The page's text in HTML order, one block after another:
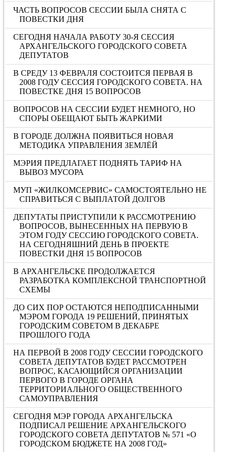
ЧАСТЬ ВОПРОСОВ СЕССИИ БЫЛА СНЯТА С
ПОВЕСТКИ ДНЯ
СЕГОДНЯ НАЧАЛА РАБОТУ 30-Я СЕССИЯ
АРХАНГЕЛЬСКОГО ГОРОДСКОГО СОВЕТА
ДЕПУТАТОВ
В СРЕДУ 13 ФЕВРАЛЯ СОСТОИТСЯ ПЕРВАЯ В
2008 ГОДУ СЕССИЯ ГОРОДСКОГО СОВЕТА. НА
ПОВЕСТКЕ ДНЯ 15 ВОПРОСОВ
ВОПРОСОВ НА СЕССИИ БУДЕТ НЕМНОГО, НО
СПОРЫ ОБЕЩАЮТ БЫТЬ ЖАРКИМИ
В ГОРОДЕ ДОЛЖНА ПОЯВИТЬСЯ НОВАЯ
МЕТОДИКА УПРАВЛЕНИЯ ЗЕМЛЁЙ
МЭРИЯ ПРЕДЛАГАЕТ ПОДНЯТЬ ТАРИФ НА
ВЫВОЗ МУСОРА
МУП «ЖИЛКОМСЕРВИС» САМОСТОЯТЕЛЬНО НЕ
СПРАВИТЬСЯ С ВЫПЛАТОЙ ДОЛГОВ
ДЕПУТАТЫ ПРИСТУПИЛИ К РАССМОТРЕНИЮ
ВОПРОСОВ, ВЫНЕСЕННЫХ НА ПЕРВУЮ В
ЭТОМ ГОДУ СЕССИЮ ГОРОДСКОГО СОВЕТА.
НА СЕГОДНЯШНИЙ ДЕНЬ В ПРОЕКТЕ
ПОВЕСТКИ ДНЯ 15 ВОПРОСОВ
В АРХАНГЕЛЬСКЕ ПРОДОЛЖАЕТСЯ
РАЗРАБОТКА КОМПЛЕКСНОЙ ТРАНСПОРТНОЙ
СХЕМЫ
ДО СИХ ПОР ОСТАЮТСЯ НЕПОДПИСАННЫМИ
МЭРОМ ГОРОДА 19 РЕШЕНИЙ, ПРИНЯТЫХ
ГОРОДСКИМ СОВЕТОМ В ДЕКАБРЕ
ПРОШЛОГО ГОДА
НА ПЕРВОЙ В 2008 ГОДУ СЕССИИ ГОРОДСКОГО
СОВЕТА ДЕПУТАТОВ БУДЕТ РАССМОТРЕН
ВОПРОС, КАСАЮЩИЙСЯ ОРГАНИЗАЦИИ
ПЕРВОГО В ГОРОДЕ ОРГАНА
ТЕРРИТОРИАЛЬНОГО ОБЩЕСТВЕННОГО
САМОУПРАВЛЕНИЯ
СЕГОДНЯ МЭР ГОРОДА АРХАНГЕЛЬСКА
ПОДПИСАЛ РЕШЕНИЕ АРХАНГЕЛЬСКОГО
ГОРОДСКОГО СОВЕТА ДЕПУТАТОВ № 571 «О
ГОРОДСКОМ БЮДЖЕТЕ НА 2008 ГОД»